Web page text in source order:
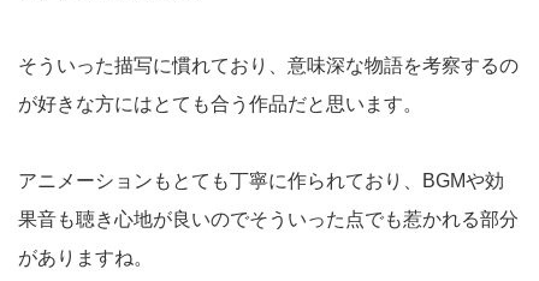
そういった描写に慣れており、意味深な物語を考察するの
が好きな方にはとても合う作品だと思います。
アニメーションもとても丁寧に作られており、BGMや効
果音も聴き心地が良いのでそういった点でも惹かれる部分
がありますね。